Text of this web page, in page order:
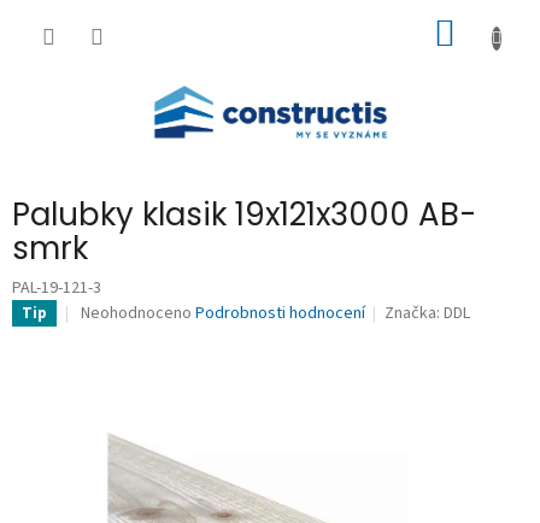
KOŠÍK
Palubky klasik 19x121x3000 AB-
smrk
PAL-19-121-3
Tip
Průměrné
hvězdiček.
Neohodnoceno Podrobnosti hodnocení Značka:DDL